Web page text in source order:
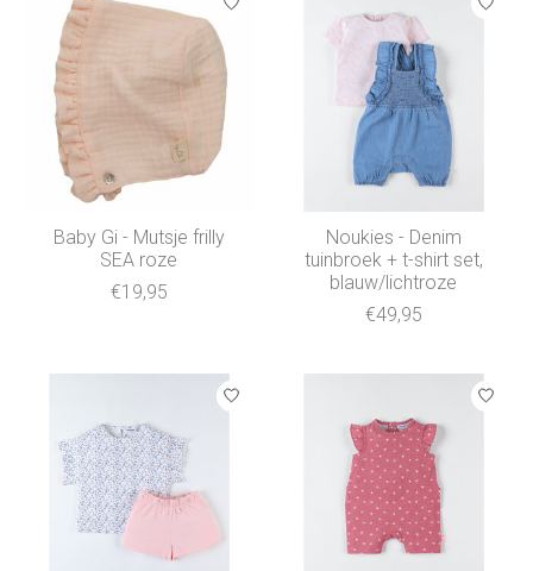
Baby Gi - Mutsje frilly
SEA roze
€19,95
Noukies - Denim
tuinbroek + t-shirt set,
blauw/lichtroze
€49,95